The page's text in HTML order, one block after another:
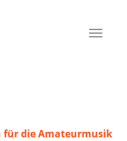
Toggle
für die Amateurmusik